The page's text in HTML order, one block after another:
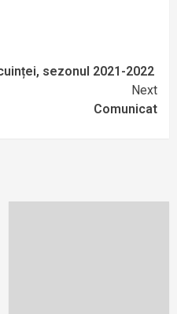
sezonul 2021-2022
Next
Comunicat